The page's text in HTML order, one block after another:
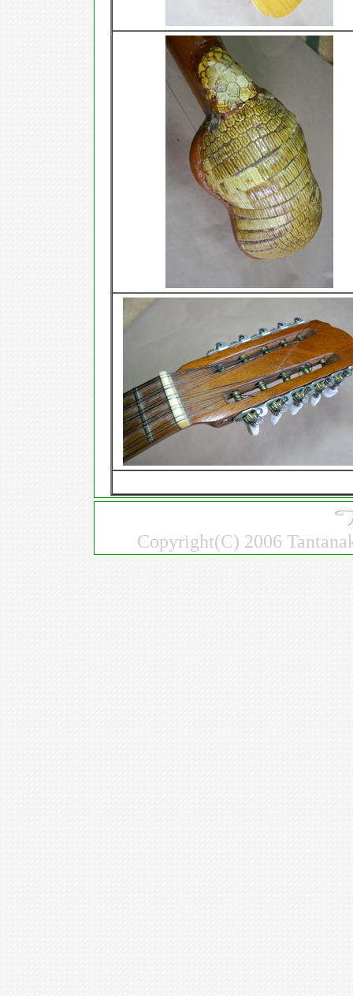
Copyright(C) 2006